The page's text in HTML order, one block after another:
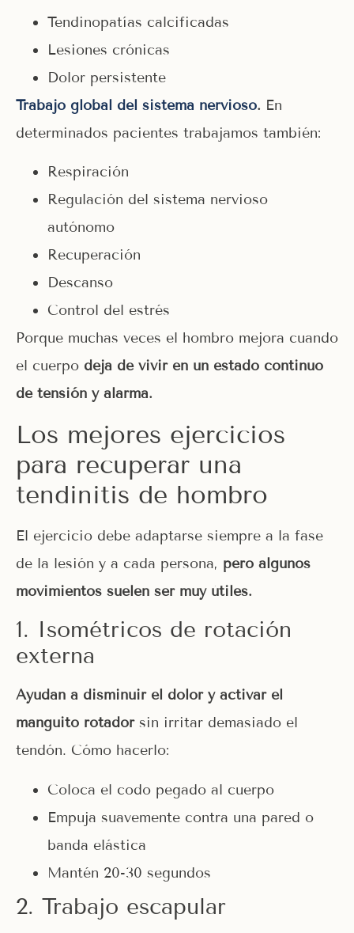
Tendinopatías calcificadas
Lesiones crónicas
Dolor persistente
Trabajo global del sistema nervioso. En
determinados pacientes trabajamos también:
Respiración
Regulación del sistema nervioso
autónomo
Recuperación
Descanso
Control del estrés
Porque muchas veces el hombro mejora cuando
el cuerpo deja de vivir en un estado continuo
de tensión y alarma.
Los mejores ejercicios
para recuperar una
tendinitis de hombro
El ejercicio debe adaptarse siempre a la fase
de la lesión y a cada persona, pero algunos
movimientos suelen ser muy útiles.
1. Isométricos de rotación
externa
Ayudan a disminuir el dolor y activar el
manguito rotador sin irritar demasiado el
tendón. Cómo hacerlo:
Coloca el codo pegado al cuerpo
Empuja suavemente contra una pared o
banda elástica
Mantén 20-30 segundos
2. Trabajo escapular